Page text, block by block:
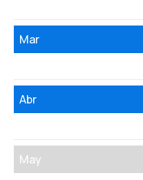
Mar
Abr
May